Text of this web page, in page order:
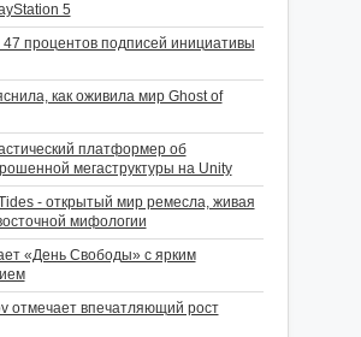
5
процентов подписей инициативы
как оживила мир Ghost of
платформер об
мегаструктуры на Unity
- открытый мир ремесла, живая
мифологии
«День Свободы» с ярким
отмечает впечатляющий рост